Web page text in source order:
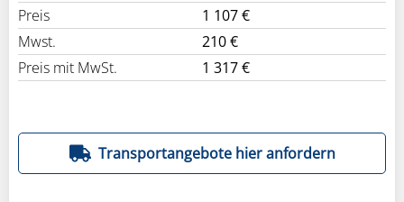
Preis
1 107 €
Mwst.
210 €
Preis mit MwSt.
1 317 €
Transportangebote hier anfordern